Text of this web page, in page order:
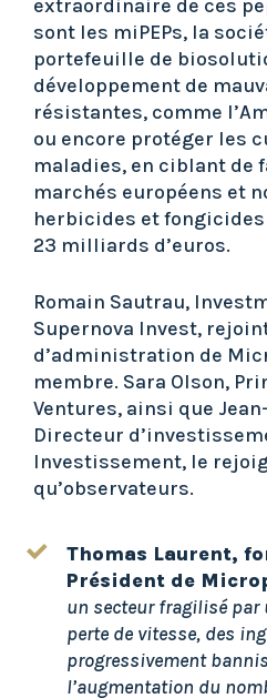
extraordinaire de ces
sont les miPEPs, la
portefeuille de
développement de
résistantes, comme
ou encore protéger les
maladies, en ciblant de
marchés européens et
herbicides et
23 milliards d’euros.
Romain Sautrau,
Supernova Invest,
d’administration de
membre. Sara Olson,
Ventures, ainsi que
Directeur
Investissement, le
qu’observateurs.
Thomas Laurent,
Président de
un secteur fragilisé par
perte de vitesse, des
progressivement
l’augmentation du